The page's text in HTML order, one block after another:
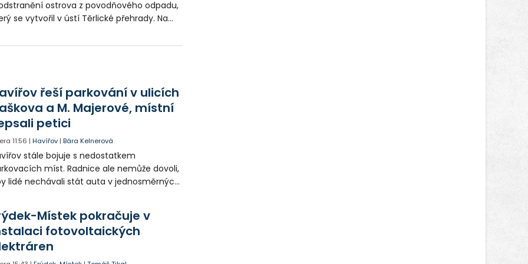
ostrova z povodňového odpadu,
se vytvořil v ústí Těrlické přehrady. Na
být přivolán bagr z hasičského útvaru v
řeší parkování v ulicích
a M. Majerové, místní
petici
11:56 |Havířov |Bára Kelnerová
stále bojuje s nedostatkem
míst. Radnice ale nemůže dovoli,
lidé nechávali stát auta v jednosměrných
někteří obyvatelé rozhodli sepsat petici.
Místek pokračuje v
fotovoltaických